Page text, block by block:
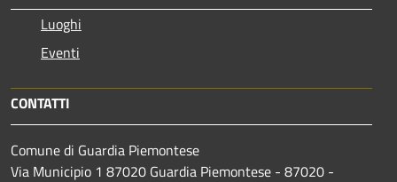
Luoghi
Eventi
CONTATTI
Comune di Guardia Piemontese
Via Municipio 1 87020 Guardia Piemontese - 87020 -